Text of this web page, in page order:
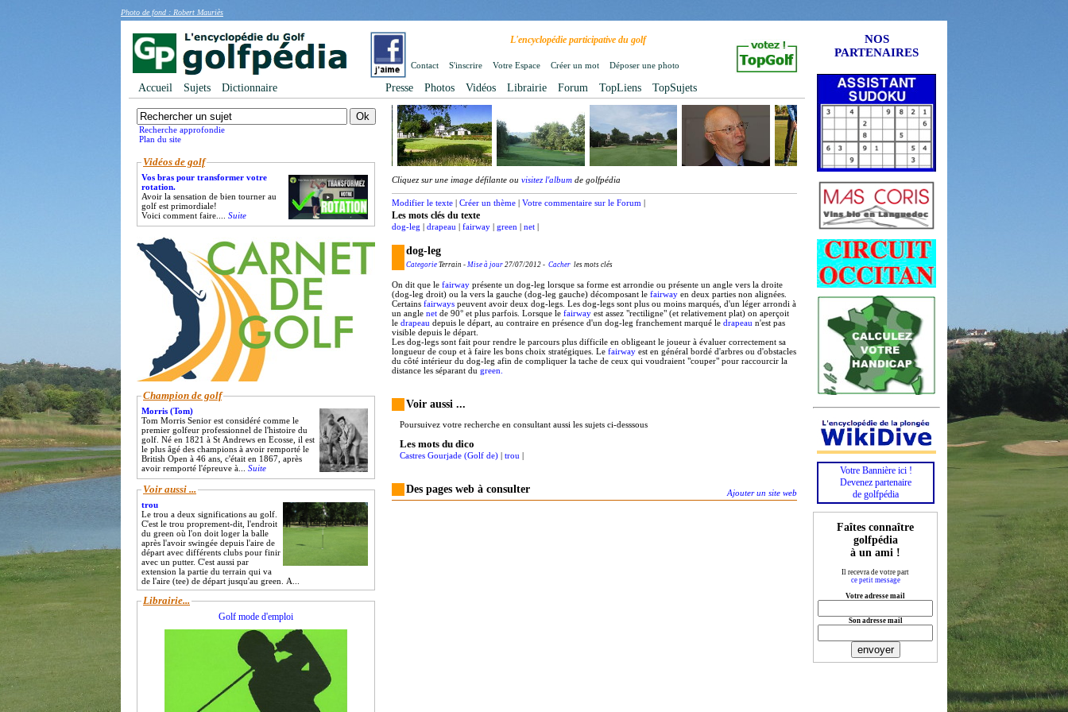
Photo de fond : Robert Mauriès
L'encyclopédie participative du golf
Contact S'inscrire Votre Espace Créer un mot Déposer une photo
Accueil Sujets Dictionnaire Presse Photos Vidéos Librairie Forum TopLiens TopSujets
Cliquez sur une image défilante ou visitez l'album de golfpédia
Modifier le texte | Créer un thème | Votre commentaire sur le Forum |
Les mots clés du texte
dog-leg | drapeau | fairway | green | net |
dog-leg
Categorie Terrain - Mise à jour 27/07/2012 - Cacher les mots clés
On dit que le fairway présente un dog-leg lorsque sa forme est arrondie ou présente un angle vers la droite
(dog-leg droit) ou la vers la gauche (dog-leg gauche) décomposant le fairway en deux parties non alignées.
Certains fairways peuvent avoir deux dog-legs. Les dog-legs sont plus ou moins marqués, d'un léger arrondi à
un angle net de 90° et plus parfois. Lorsque le fairway est assez "rectiligne" (et relativement plat) on aperçoit
le drapeau depuis le départ, au contraire en présence d'un dog-leg franchement marqué le drapeau n'est pas
visible depuis le départ.
Les dog-legs sont fait pour rendre le parcours plus difficile en obligeant le joueur à évaluer correctement sa
longueur de coup et à faire les bons choix stratégiques. Le fairway est en général bordé d'arbres ou d'obstacles
du côté intérieur du dog-leg afin de compliquer la tache de ceux qui voudraient "couper" pour raccourcir la
distance les séparant du green.
Voir aussi ...
Poursuivez votre recherche en consultant aussi les sujets ci-desssous
Les mots du dico
Castres Gourjade (Golf de) | trou |
Ajouter un site web
Des pages web à consulter
Recherche approfondie
Plan du site
Vidéos de golf
Vos bras pour transformer votre
rotation.
Avoir la sensation de bien tourner au
golf est primordiale!
Voici comment faire.... Suite
Champion de golf
Morris (Tom)
Tom Morris Senior est considéré comme le
premier golfeur professionnel de l'histoire du
golf. Né en 1821 à St Andrews en Ecosse, il est
le plus âgé des champions à avoir remporté le
British Open à 46 ans, c'était en 1867, après
avoir remporté l'épreuve à... Suite
Voir aussi ...
trou
Le trou a deux significations au golf.
C'est le trou proprement-dit, l'endroit
du green où l'on doit loger la balle
après l'avoir swingée depuis l'aire de
départ avec différents clubs pour finir
avec un putter. C'est aussi par
extension la partie du terrain qui va
de l'aire (tee) de départ jusqu'au green. A...
Librairie...
Golf mode d'emploi
NOS
PARTENAIRES
Votre Bannière ici !
Devenez partenaire
de golfpédia
Faîtes connaître
golfpédia
à un ami !
Il recevra de votre part
ce petit message
Votre adresse mail
Son adresse mail